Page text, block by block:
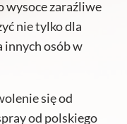
wysoce zaraźliwe
nie tylko dla
innych osób w
się od
od polskiego